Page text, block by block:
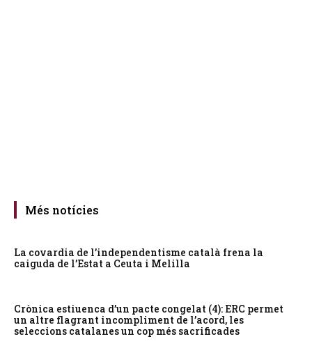
Més notícies
La covardia de l’independentisme català frena la
caiguda de l’Estat a Ceuta i Melilla
Crònica estiuenca d’un pacte congelat (4): ERC permet
un altre flagrant incompliment de l’acord, les
seleccions catalanes un cop més sacrificades